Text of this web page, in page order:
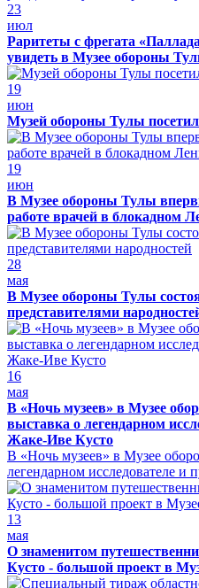
23
июл
Раритеты с фрегата
увидеть в Музее обороны
19
июн
Музей обороны Тулы
19
июн
В Музее обороны Тулы
работе врачей в блокадном
28
мая
В Музее обороны Тулы
представителями
16
мая
В «Ночь музеев» в Музее
выставка о легендарном
Жаке-Иве Кусто
В «Ночь музеев» в Музее
легендарном исследователе и
13
мая
О знаменитом
Кусто - большой проект в